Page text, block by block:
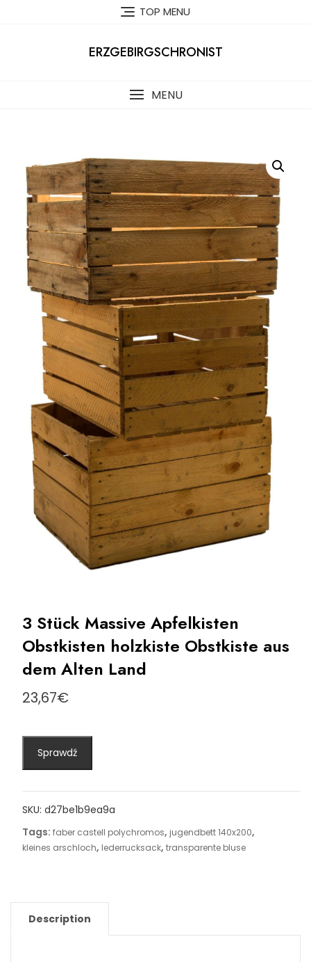
TOP MENU
ERZGEBIRGSCHRONIST
MENU
3 Stück Massive Apfelkisten
Obstkisten holzkiste Obstkiste aus
dem Alten Land
23,67€
Sprawdź
SKU: d27be1b9ea9a
Tags: faber castell polychromos, jugendbett 140x200,
kleines arschloch, lederrucksack, transparente bluse
Description